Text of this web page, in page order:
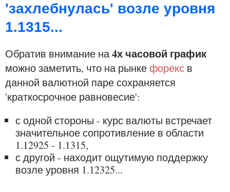
'захлебнулась' возле уровня
1.1315...
Обратив внимание на4х часовой график
можно заметить, что на рынкефорекс в
данной валютной паре сохраняется
'краткосрочное равновесие':
с одной стороны - курс валюты встречает
значительное сопротивление в области
1.12925 - 1.1315,
с другой - находит ощутимую поддержку
возле уровня 1.12325...